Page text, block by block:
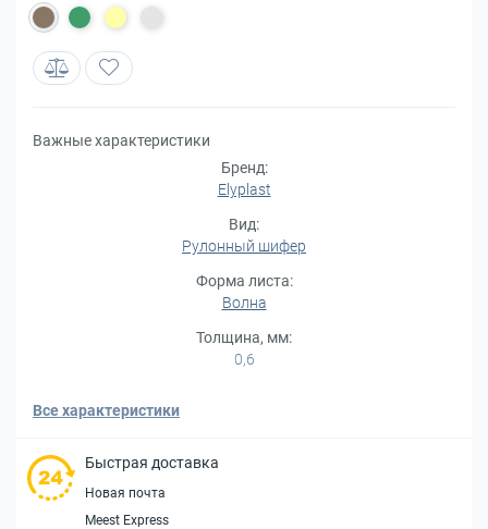
Важные характеристики
Бренд:
Elyplast
Вид:
Рулонный шифер
Форма листа:
Волна
Толщина, мм:
0,6
Все характеристики
Быстрая доставка
Новая почта
Meest Express